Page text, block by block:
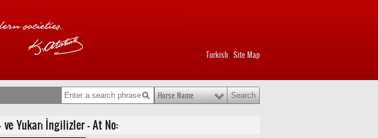
Turkish Site Map
Horse Name
Yukarı İngilizler - At No: